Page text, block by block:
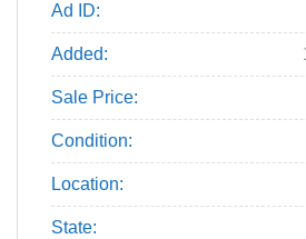
Ad ID:
Added:
Sale Price:
Condition:
Location:
State: